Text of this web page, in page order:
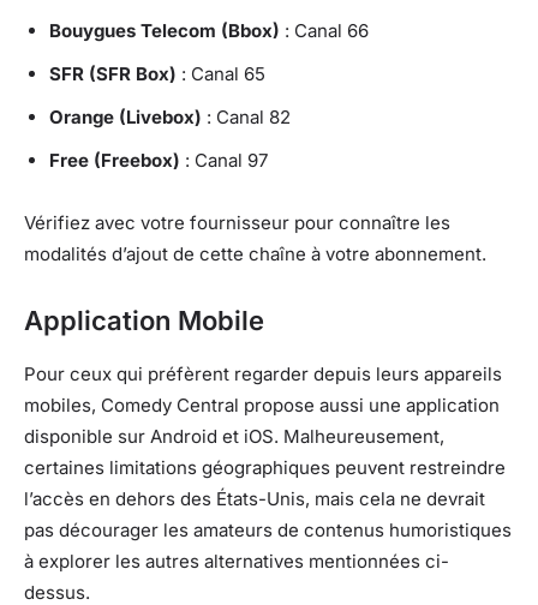
Bouygues Telecom (Bbox) : Canal 66
SFR (SFR Box) : Canal 65
Orange (Livebox) : Canal 82
Free (Freebox) : Canal 97
Vérifiez avec votre fournisseur pour connaître les
modalités d’ajout de cette chaîne à votre abonnement.
Application Mobile
Pour ceux qui préfèrent regarder depuis leurs appareils
mobiles, Comedy Central propose aussi une application
disponible sur Android et iOS. Malheureusement,
certaines limitations géographiques peuvent restreindre
l’accès en dehors des États-Unis, mais cela ne devrait
pas décourager les amateurs de contenus humoristiques
à explorer les autres alternatives mentionnées ci-
dessus.